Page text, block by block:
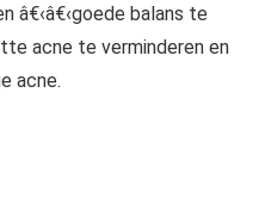
â€‹â€‹goede balans te
acne te verminderen en
acne.